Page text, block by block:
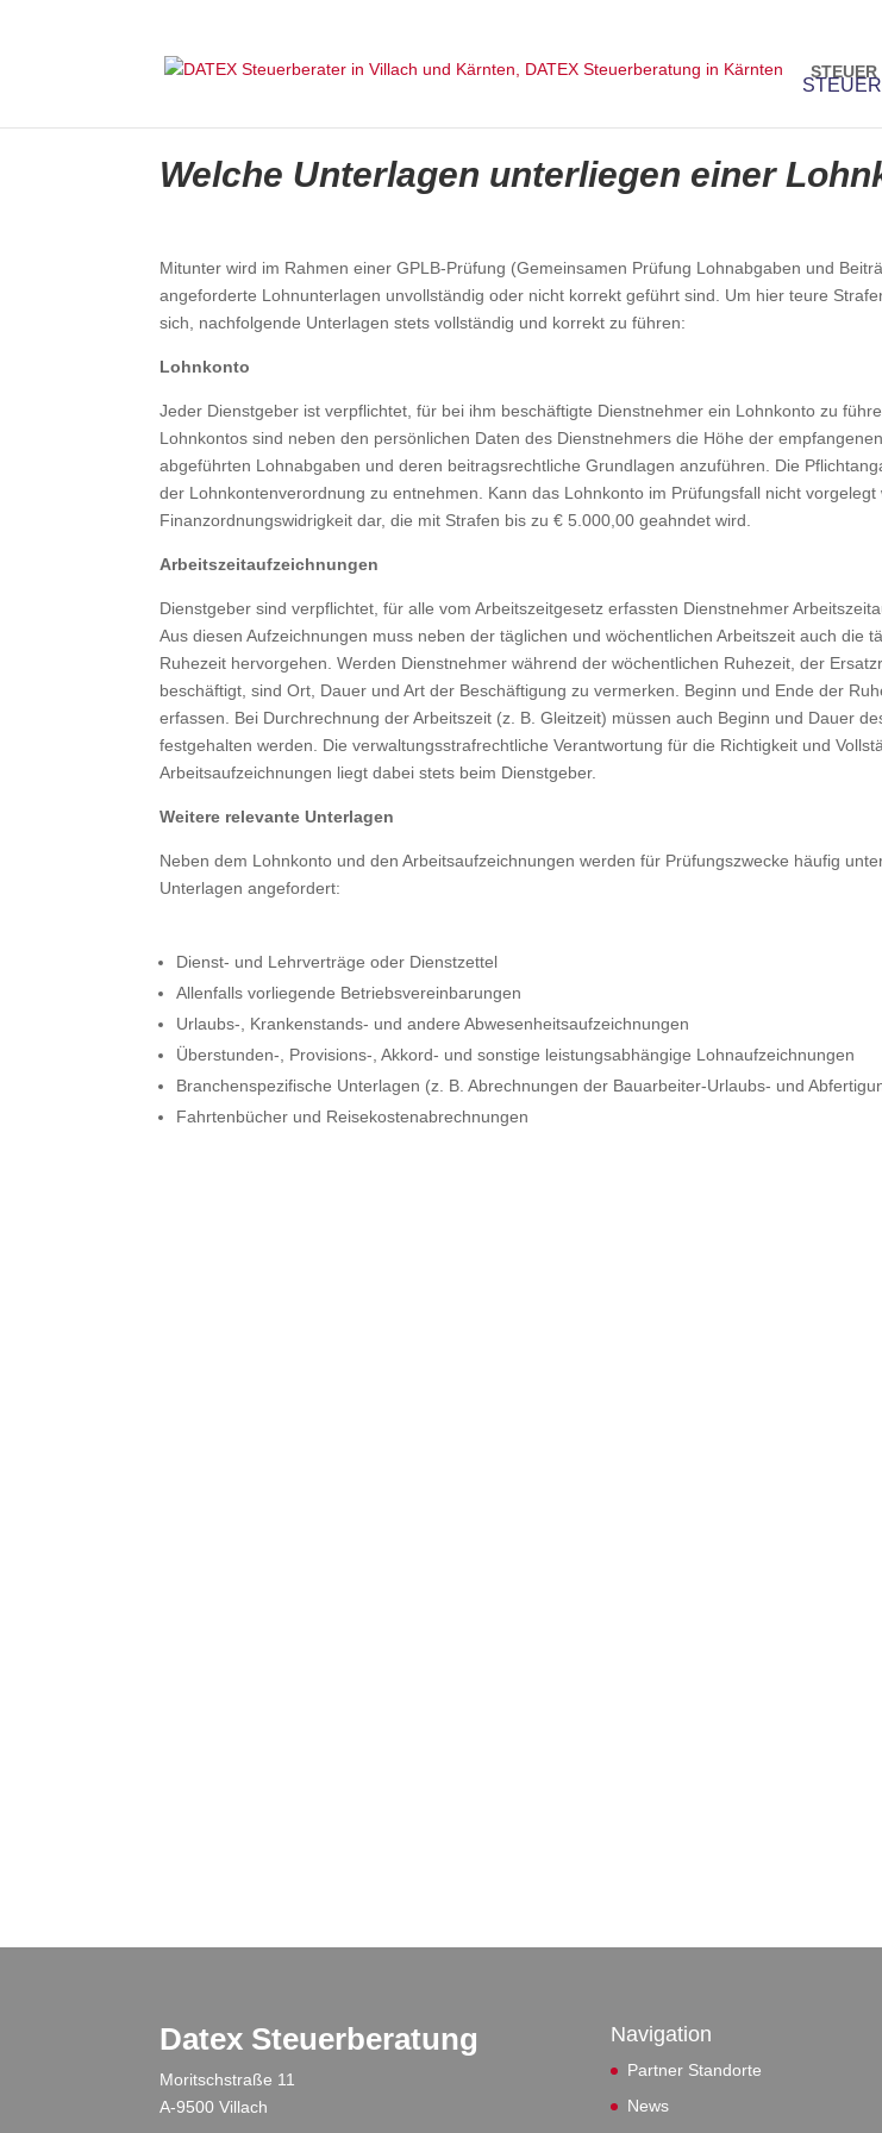
STEUER
Welche Unterlagen unterliegen einer
Mitunter wird im Rahmen einer GPLB-Prüfung (Gemeinsamen Prüfung Lohnabgaben und
angeforderte Lohnunterlagen unvollständig oder nicht korrekt geführt sind. Um hier teure
sich, nachfolgende Unterlagen stets vollständig und korrekt zu führen:
Lohnkonto
Jeder Dienstgeber ist verpflichtet, für bei ihm beschäftigte Dienstnehmer ein Lohnkonto zu
Lohnkontos sind neben den persönlichen Daten des Dienstnehmers die Höhe der
abgeführten Lohnabgaben und deren beitragsrechtliche Grundlagen anzuführen. Die
der Lohnkontenverordnung zu entnehmen. Kann das Lohnkonto im Prüfungsfall nicht
Finanzordnungswidrigkeit dar, die mit Strafen bis zu € 5.000,00 geahndet wird.
Arbeitszeitaufzeichnungen
Dienstgeber sind verpflichtet, für alle vom Arbeitszeitgesetz erfassten Dienstnehmer
Aus diesen Aufzeichnungen muss neben der täglichen und wöchentlichen Arbeitszeit auch die
Ruhezeit hervorgehen. Werden Dienstnehmer während der wöchentlichen Ruhezeit, der
beschäftigt, sind Ort, Dauer und Art der Beschäftigung zu vermerken. Beginn und Ende der
erfassen. Bei Durchrechnung der Arbeitszeit (z. B. Gleitzeit) müssen auch Beginn und Dauer
festgehalten werden. Die verwaltungsstrafrechtliche Verantwortung für die Richtigkeit und
Arbeitsaufzeichnungen liegt dabei stets beim Dienstgeber.
Weitere relevante Unterlagen
Neben dem Lohnkonto und den Arbeitsaufzeichnungen werden für Prüfungszwecke häufig
Unterlagen angefordert:
Dienst- und Lehrverträge oder Dienstzettel
Allenfalls vorliegende Betriebsvereinbarungen
Urlaubs-, Krankenstands- und andere Abwesenheitsaufzeichnungen
Überstunden-, Provisions-, Akkord- und sonstige leistungsabhängige Lohnaufzeichnungen
Branchenspezifische Unterlagen (z. B. Abrechnungen der Bauarbeiter-Urlaubs- und
Fahrtenbücher und Reisekostenabrechnungen
Datex Steuerberatung
Moritschstraße 11
A-9500 Villach
Navigation
Partner Standorte
News